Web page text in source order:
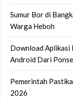
Sumur Bor di
Warga Heboh
Download Aplikasi
Android Dari
Pemerintah
2026